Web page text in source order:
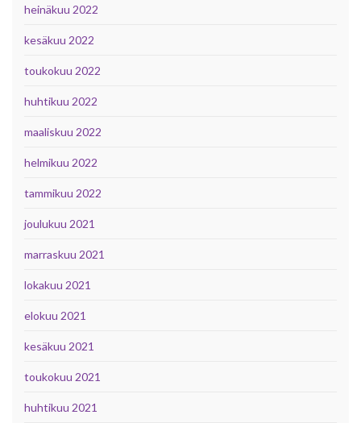
heinäkuu 2022
kesäkuu 2022
toukokuu 2022
huhtikuu 2022
maaliskuu 2022
helmikuu 2022
tammikuu 2022
joulukuu 2021
marraskuu 2021
lokakuu 2021
elokuu 2021
kesäkuu 2021
toukokuu 2021
huhtikuu 2021